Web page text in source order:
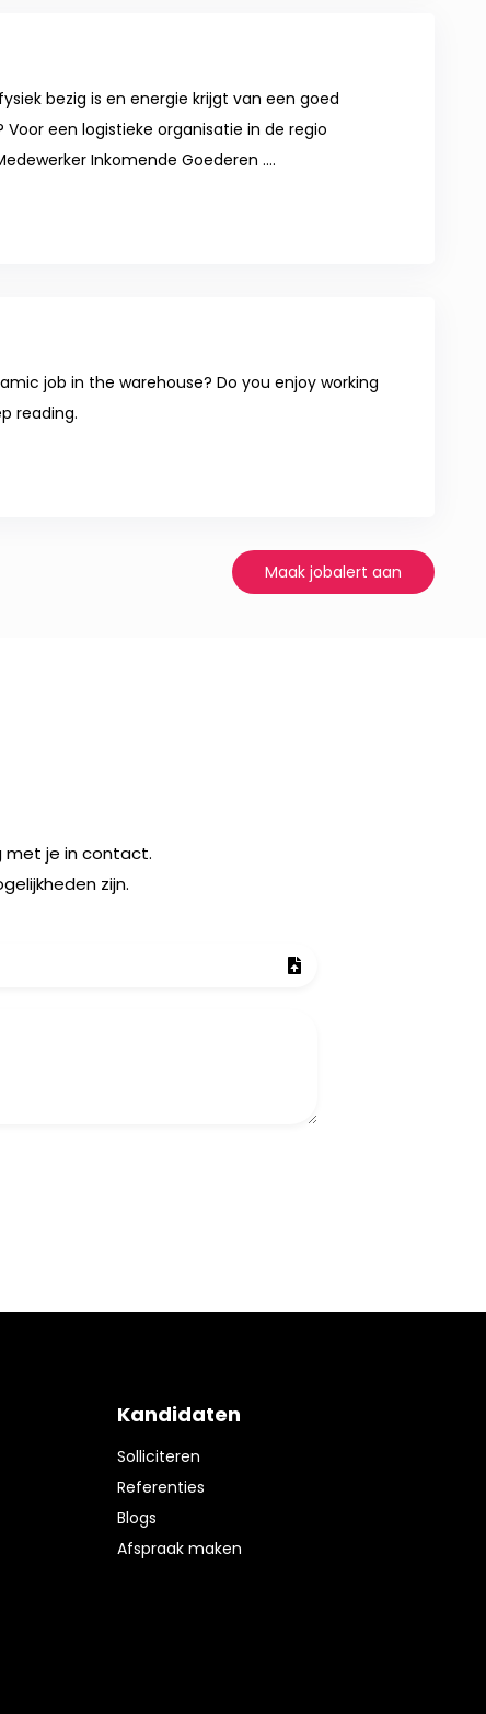
bezig is en energie krijgt van een goed
een logistieke organisatie in de regio
Inkomende Goederen ....
job in the warehouse? Do you enjoy working
reading.
Maak jobalert aan
met je in contact.
zijn.
Kandidaten
Solliciteren
Referenties
Blogs
Afspraak maken